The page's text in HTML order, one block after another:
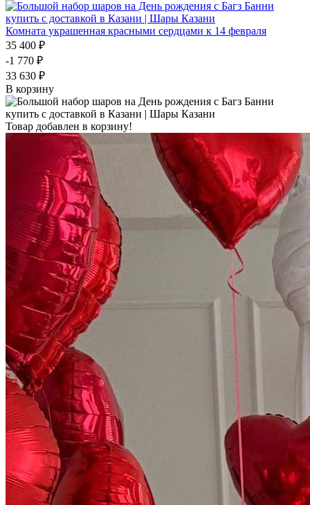
Комната украшенная красными сердцами к 14 февраля
35 400 ₽
-1 770 ₽
33 630 ₽
В корзину
Товар добавлен в корзину!